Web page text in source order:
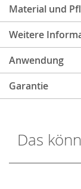
Material und
Weitere
Anwendung
Garantie
Das